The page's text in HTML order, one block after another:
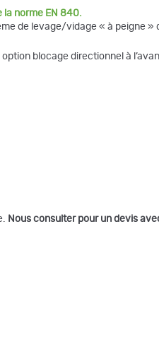
la norme EN 840.
de levage/vidage « à peigne »
blocage directionnel à
Nous consulter pour un devis